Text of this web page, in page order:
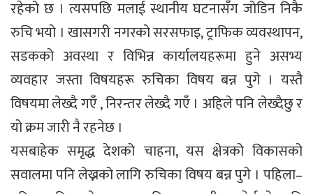
रहेको छ । त्यसपछि मलाई स्थानीय घटनासँग जोडिन निकै
रुचि भयो । खासगरी नगरको सरसफाइ, ट्राफिक व्यवस्थापन,
सडकको अवस्था र विभिन्न कार्यालयहरूमा हुने असभ्य
व्यवहार जस्ता विषयहरू रुचिका विषय बन्न पुगे । यस्तै
विषयमा लेख्दै गएँ , निरन्तर लेख्दै गएँ । अहिले पनि लेख्दैछु र
यो क्रम जारी नै रहनेछ ।
यसबाहेक समृद्ध देशको चाहना, यस क्षेत्रको विकासको
सवालमा पनि लेख्नको लागि रुचिका विषय बन्न पुगे । पहिला–